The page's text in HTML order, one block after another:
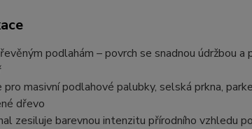
podlahám – povrch se snadnou údržbou a
masivní podlahové palubky, selská prkna,
dřevo
zesiluje barevnou intenzitu přírodního vzhledu